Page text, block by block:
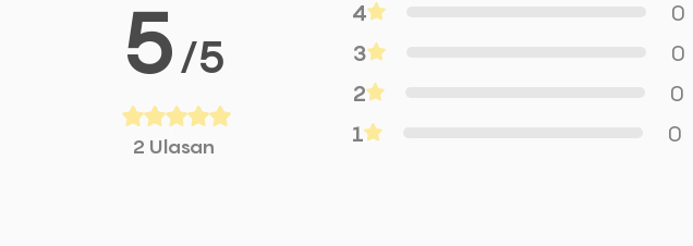
5/5
2 Ulasan
4
0
3
0
2
0
1
0